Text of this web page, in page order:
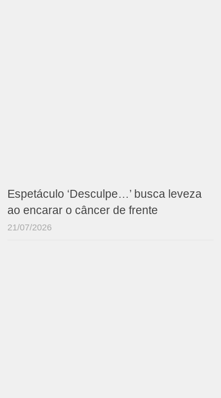
Espetáculo ‘Desculpe…’ busca leveza
ao encarar o câncer de frente
21/07/2026